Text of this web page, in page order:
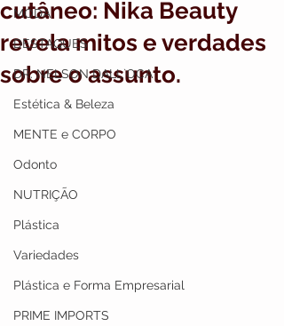
MODA
DESTAQUES
DR. NELSON DALL`OCA
Estética & Beleza
MENTE e CORPO
Odonto
NUTRIÇÃO
Plástica
Variedades
Plástica e Forma Empresarial
PRIME IMPORTS
cutâneo: Nika Beauty
revela mitos e verdades
sobre o assunto.